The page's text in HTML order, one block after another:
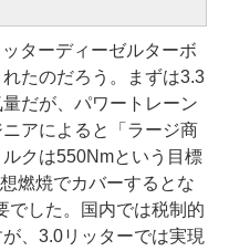
ターディーゼルターボ
たのだろう。まずは3.3
だが、パワートレーン
アによると「ラージ商
クは550Nmという目標
燃焼でカバーするとな
でした。国内では税制的
、3.0リッターでは実現